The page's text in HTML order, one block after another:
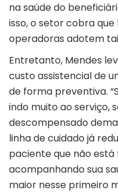
na saúde do
isso, o setor cobra
operadoras adotem
Entretanto, Mendes
custo assistencial de
de forma preventiva.
indo muito ao serviço,
descompensado
linha de cuidado já
paciente que não
acompanhando sua
maior nesse primeiro